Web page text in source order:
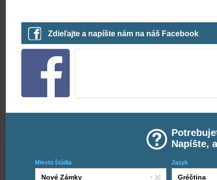
Zdieľajte a napíšte nám na náš Facebook
Napíšte,
Miesto štúdia Jazyk